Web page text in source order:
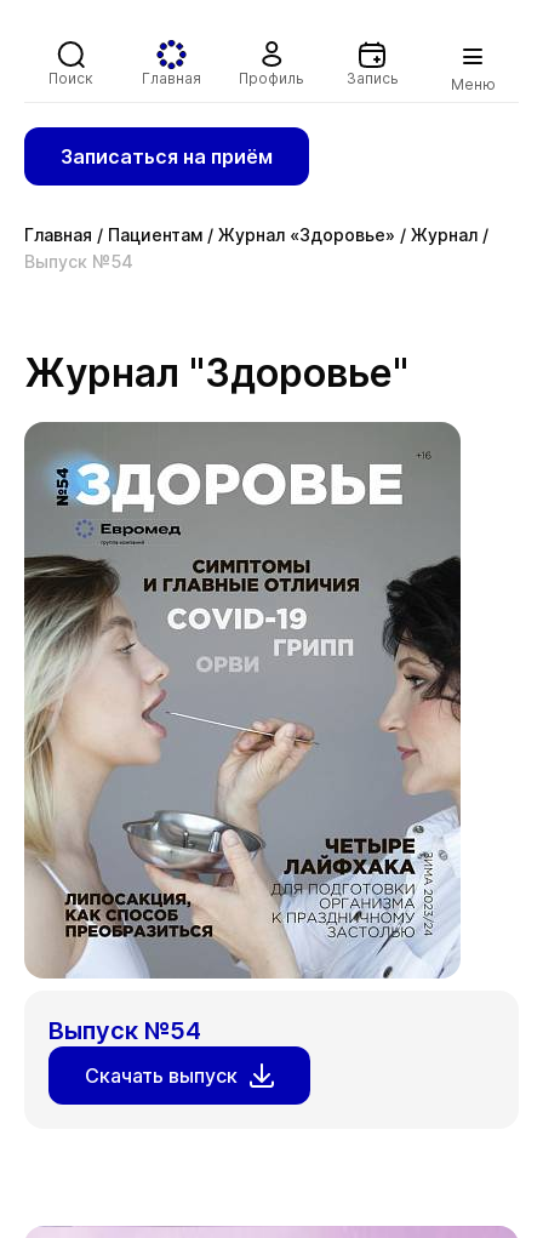
Поиск Главная Профиль Запись Меню
Записаться на приём
Главная / Пациентам / Журнал «Здоровье» / Журнал /
Выпуск №54
Журнал "Здоровье"
Выпуск №54
Скачать выпуск